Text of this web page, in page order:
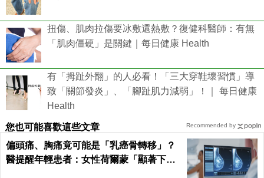
扭傷、肌肉拉傷要冰敷還熱敷？復健科醫師：有無
「肌肉僵硬」是關鍵｜每日健康 Health
有「拇趾外翻」的人必看！「三大穿鞋壞習慣」導
致「關節發炎」、「腳趾肌力減弱」！｜ 每日健康
Health
您也可能喜歡這些文章
偏頭痛、胸痛竟可能是「乳癌骨轉移」？
醫提醒年輕患者：女性荷爾蒙「顯著下
Recommended by